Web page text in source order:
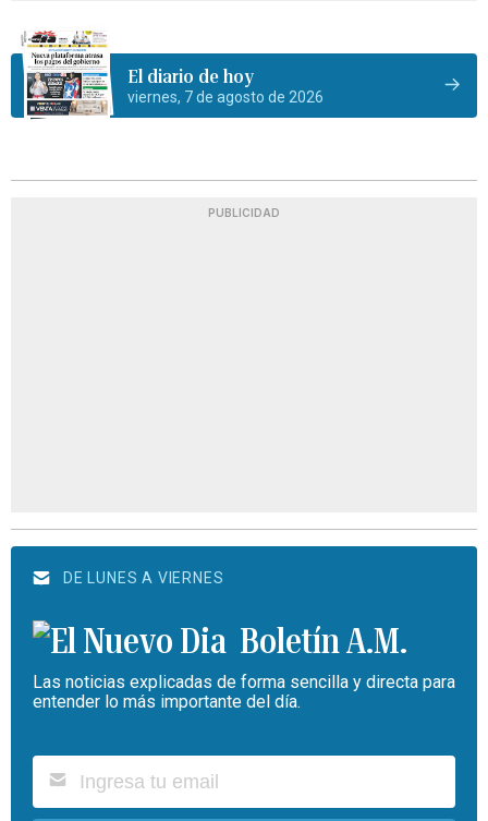
El diario de hoy
viernes, 7 de agosto de 2026
PUBLICIDAD
DE LUNES A VIERNES
Boletín A.M.
Las noticias explicadas de forma sencilla y directa para
entender lo más importante del día.